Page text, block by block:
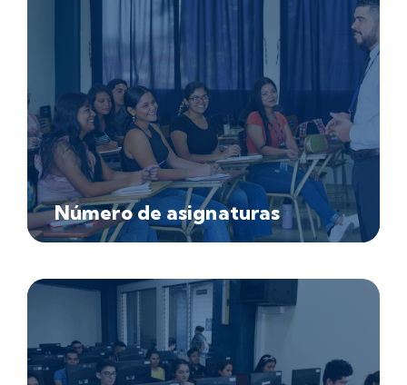
Número de asignaturas